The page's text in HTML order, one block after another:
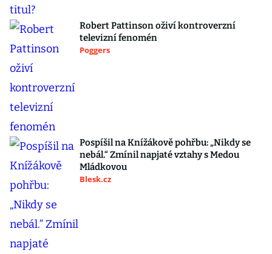
Robert Pattinson oživí kontroverzní
televizní fenomén
Poggers
Pospíšil na Knížákově pohřbu: „Nikdy se
nebál.“ Zmínil napjaté vztahy s Medou
Mládkovou
Blesk.cz